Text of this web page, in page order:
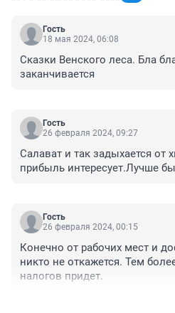
Гость
18 мая 2024, 06:08
Сказки Венского леса. Бла
заканчивается
Гость
26 февраля 2024, 09:27
Салават и так задыхается от
прибыль интересует.Лучше
Гость
26 февраля 2024, 00:15
Конечно от рабочих мест и
никто не откажется. Тем
налогов придет.